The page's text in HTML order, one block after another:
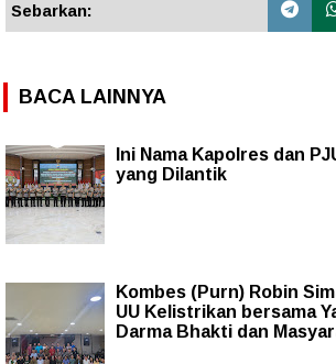
Sebarkan:
BACA LAINNYA
Ini Nama Kapolres dan
yang Dilantik
Kombes (Purn) Robin
UU Kelistrikan bersama
Darma Bhakti dan